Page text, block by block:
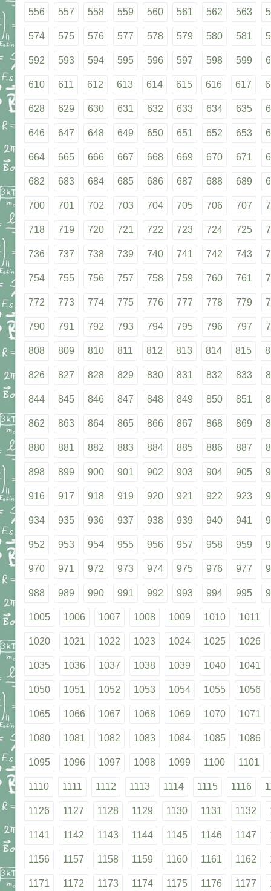
556 557 558 559 560 561 562 563
574 575 576 577 578 579 580 581
592 593 594 595 596 597 598 599
610 611 612 613 614 615 616 617
628 629 630 631 632 633 634 635
646 647 648 649 650 651 652 653
664 665 666 667 668 669 670 671
682 683 684 685 686 687 688 689
700 701 702 703 704 705 706 707
718 719 720 721 722 723 724 725
736 737 738 739 740 741 742 743
754 755 756 757 758 759 760 761
772 773 774 775 776 777 778 779
790 791 792 793 794 795 796 797
808 809 810 811 812 813 814 815
826 827 828 829 830 831 832 833
844 845 846 847 848 849 850 851
862 863 864 865 866 867 868 869
880 881 882 883 884 885 886 887
898 899 900 901 902 903 904 905
916 917 918 919 920 921 922 923
934 935 936 937 938 939 940 941
952 953 954 955 956 957 958 959
970 971 972 973 974 975 976 977
988 989 990 991 992 993 994 995
1005 1006 1007 1008 1009 1010 1011
1020 1021 1022 1023 1024 1025 1026
1035 1036 1037 1038 1039 1040 1041
1050 1051 1052 1053 1054 1055 1056
1065 1066 1067 1068 1069 1070 1071
1080 1081 1082 1083 1084 1085 1086
1095 1096 1097 1098 1099 1100 1101
1110 1111 1112 1113 1114 1115 1116
1126 1127 1128 1129 1130 1131 1132
1141 1142 1143 1144 1145 1146 1147
1156 1157 1158 1159 1160 1161 1162
1171 1172 1173 1174 1175 1176 1177